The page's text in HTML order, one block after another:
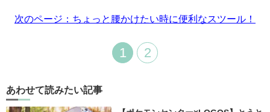
次のページ：ちょっと腰かけたい時に便利なスツール！
1 2
あわせて読みたい記事